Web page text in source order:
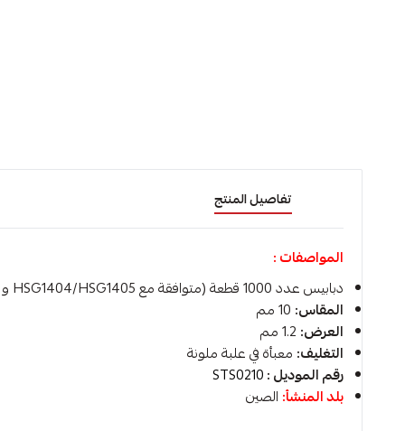
تفاصيل المنتج
المواصفات :
دبابيس عدد 1000 قطعة (متوافقة مع HSG1404/HSG1405 و HSG1406)
المقاس:
العرض:
التغليف: معبأة في علبة ملونة
رقم الموديل :STS0210
بلد المنشأ: الصين